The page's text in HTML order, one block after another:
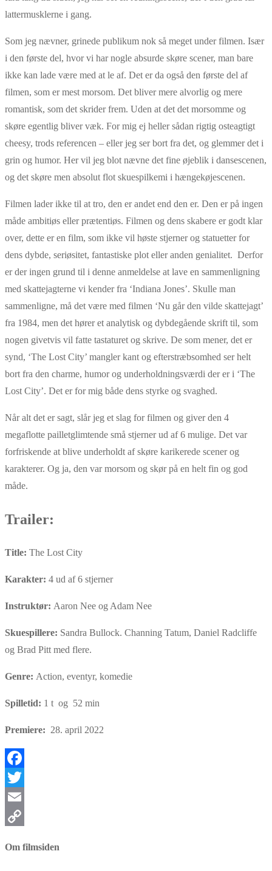
lattermusklerne i gang.
Som jeg nævner, grinede publikum nok så meget under filmen. Især
i den første del, hvor vi har nogle absurde skøre scener, man bare
ikke kan lade være med at le af. Det er da også den første del af
filmen, som er mest morsom. Det bliver mere alvorlig og mere
romantisk, som det skrider frem. Uden at det det morsomme og
skøre egentlig bliver væk. For mig ej heller sådan rigtig osteagtigt
cheesy, trods referencen – eller jeg ser bort fra det, og glemmer det i
grin og humor. Her vil jeg blot nævne det fine øjeblik i dansescenen,
og det skøre men absolut flot skuespilkemi i hængekøjescenen.
Filmen lader ikke til at tro, den er andet end den er. Den er på ingen
måde ambitiøs eller prætentiøs. Filmen og dens skabere er godt klar
over, dette er en film, som ikke vil høste stjerner og statuetter for
dens dybde, seriøsitet, fantastiske plot eller anden genialitet. Derfor
er der ingen grund til i denne anmeldelse at lave en sammenligning
med skattejagterne vi kender fra ‘Indiana Jones’. Skulle man
sammenligne, må det være med filmen ‘Nu går den vilde skattejagt’
fra 1984, men det hører et analytisk og dybdegående skrift til, som
nogen givetvis vil fatte tastaturet og skrive. De som mener, det er
synd, ‘The Lost City’ mangler kant og efterstræbsomhed ser helt
bort fra den charme, humor og underholdningsværdi der er i ‘The
Lost City’. Det er for mig både dens styrke og svaghed.
Når alt det er sagt, slår jeg et slag for filmen og giver den 4
megaflotte pailletglimtende små stjerner ud af 6 mulige. Det var
forfriskende at blive underholdt af skøre karikerede scener og
karakterer. Og ja, den var morsom og skør på en helt fin og god
måde.
Trailer:
Title: The Lost City
Karakter: 4 ud af 6 stjerner
Instruktør: Aaron Nee og Adam Nee
Skuespillere: Sandra Bullock. Channing Tatum, Daniel Radcliffe
og Brad Pitt med flere.
Genre: Action, eventyr, komedie
Spilletid: 1 t og 52 min
Premiere: 28. april 2022
Facebook
Twitter
Email
Om filmsiden